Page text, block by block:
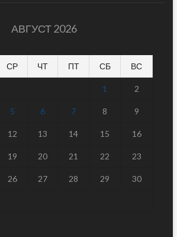
АВГУСТ 2026
СР ЧТ ПТ СБ ВС
1 2
5 6 7 8 9
12 13 14 15 16
19 20 21 22 23
26 27 28 29 30